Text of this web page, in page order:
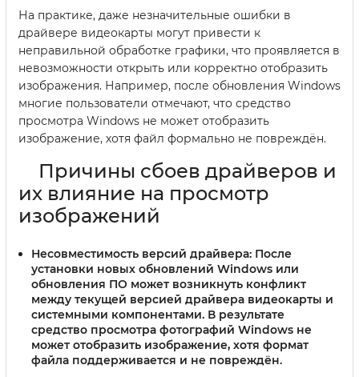
На практике, даже незначительные ошибки в
драйвере видеокарты могут привести к
неправильной обработке графики, что проявляется в
невозможности открыть или корректно отобразить
изображения. Например, после обновления Windows
многие пользователи отмечают, что средство
просмотра Windows не может отобразить
изображение, хотя файл формально не повреждён.
Причины сбоев драйверов и
их влияние на просмотр
изображений
Несовместимость версий драйвера: После
установки новых обновлений Windows или
обновления ПО может возникнуть конфликт
между текущей версией драйвера видеокарты и
системными компонентами. В результате
средство просмотра фотографий Windows не
может отобразить изображение, хотя формат
файла поддерживается и не повреждён.